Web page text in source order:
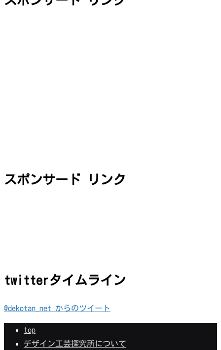
スポンサード リンク
twitterタイムライン
@dekotan_net からのツイート
top
デザイン工芸探究所について